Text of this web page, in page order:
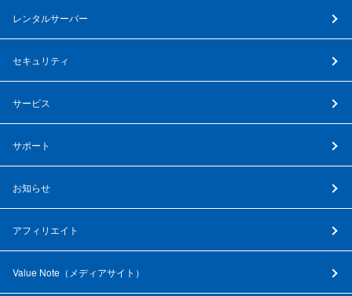
レンタルサーバー
セキュリティ
サービス
サポート
お知らせ
アフィリエイト
Value Note（ メディアサイト ）